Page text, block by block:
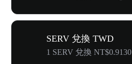
SERV 兌換 TWD
1 SERV 兌換 NT$0.9130